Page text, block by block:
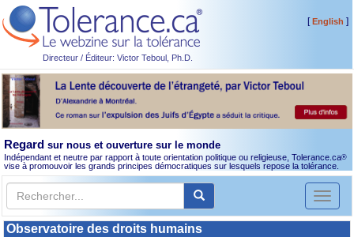
Directeur / Éditeur: Victor Teboul, Ph.D.
[English ]
Regard sur nous et ouverture sur le monde
Indépendant et neutre par rapport à toute orientation politique ou religieuse, Tolerance.ca®
vise à promouvoir les grands principes démocratiques sur lesquels repose la tolérance.
Toggle
Observatoire des droits humains